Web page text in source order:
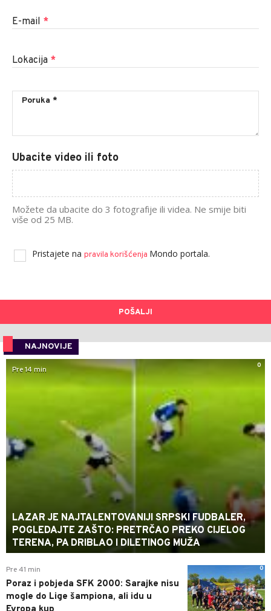
E-mail *
Lokacija *
Ubacite video ili foto
Možete da ubacite do 3 fotografije ili videa. Ne smije biti
više od 25 MB.
Pristajete na pravila korišćenja Mondo portala.
POŠALJI
NAJNOVIJE
0
Pre 14 min
LAZAR JE NAJTALENTOVANIJI SRPSKI FUDBALER,
POGLEDAJTE ZAŠTO: PRETRČAO PREKO CIJELOG
TERENA, PA DRIBLAO I DILETINOG MUŽA
0
Pre 41 min
Poraz i pobjeda SFK 2000: Sarajke nisu
mogle do Lige šampiona, ali idu u